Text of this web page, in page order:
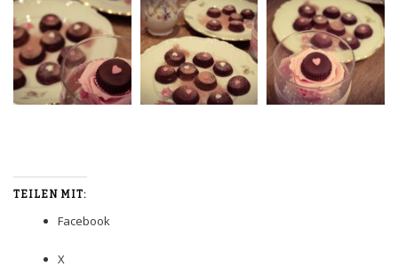
TEILEN MIT:
Facebook
X